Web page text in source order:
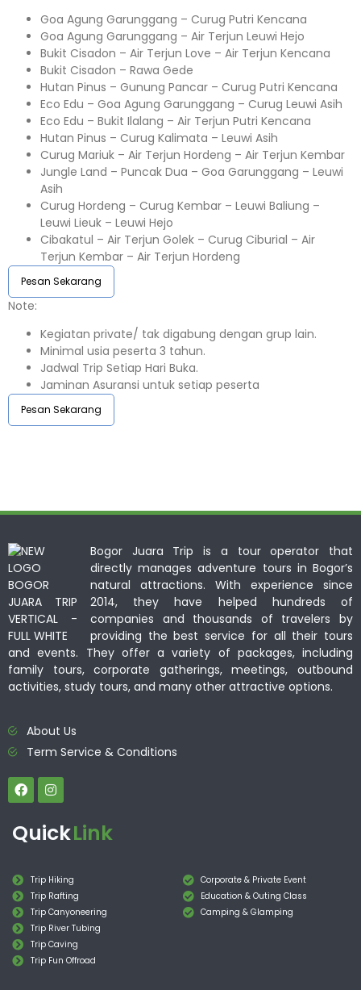
Goa Agung Garunggang – Curug Putri Kencana
Goa Agung Garunggang – Air Terjun Leuwi Hejo
Bukit Cisadon – Air Terjun Love – Air Terjun Kencana
Bukit Cisadon – Rawa Gede
Hutan Pinus – Gunung Pancar – Curug Putri Kencana
Eco Edu – Goa Agung Garunggang – Curug Leuwi Asih
Eco Edu – Bukit Ilalang – Air Terjun Putri Kencana
Hutan Pinus – Curug Kalimata – Leuwi Asih
Curug Mariuk – Air Terjun Hordeng – Air Terjun Kembar
Jungle Land – Puncak Dua – Goa Garunggang – Leuwi
Asih
Curug Hordeng – Curug Kembar – Leuwi Baliung –
Leuwi Lieuk – Leuwi Hejo
Cibakatul – Air Terjun Golek – Curug Ciburial – Air
Terjun Kembar – Air Terjun Hordeng
Pesan Sekarang
Note:⁣⁣
Kegiatan private/ tak digabung dengan grup lain.
Minimal usia peserta 3 tahun.⁣⁣
Jadwal Trip Setiap Hari Buka.⁣⁣
Jaminan Asuransi untuk setiap peserta ⁣⁣
Pesan Sekarang
Bogor Juara Trip is a tour operator that
directly manages adventure tours in Bogor’s
natural attractions. With experience since
2014, they have helped hundreds of
companies and thousands of travelers by
providing the best service for all their tours
and events. They offer a variety of packages, including
family tours, corporate gatherings, meetings, outbound
activities, study tours, and many other attractive options.
About Us
Term Service & Conditions
QuickLink
Trip Hiking
Trip Rafting
Trip Canyoneering
Trip River Tubing
Trip Caving
Trip Fun Offroad
Corporate & Private Event
Education & Outing Class
Camping & Glamping